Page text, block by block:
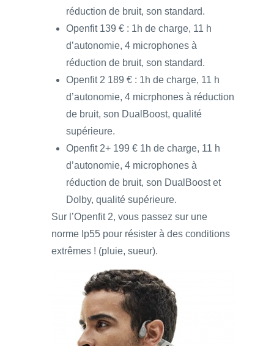
réduction de bruit, son standard.
Openfit 139 € : 1h de charge, 11 h
d’autonomie, 4 microphones à
réduction de bruit, son standard.
Openfit 2 189 € : 1h de charge, 11 h
d’autonomie, 4 micrphones à réduction
de bruit, son DualBoost, qualité
supérieure.
Openfit 2+ 199 € 1h de charge, 11 h
d’autonomie, 4 microphones à
réduction de bruit, son DualBoost et
Dolby, qualité supérieure.
Sur l’Openfit 2, vous passez sur une
norme Ip55 pour résister à des conditions
extrêmes ! (pluie, sueur).